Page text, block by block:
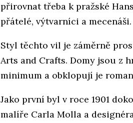
přirovnat třeba k pražské
přátelé, výtvarníci a mecenáši.
Styl těchto vil je záměrně
Arts and Crafts. Domy jsou z
minimum a obklopují je
Jako první byl v roce 1901
malíře Carla Molla a